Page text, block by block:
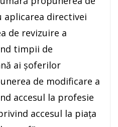
aplicarea directivei
de revizuire a
timpii de
ai şoferilor
de modificare a
accesul la profesie
accesul la piaţa